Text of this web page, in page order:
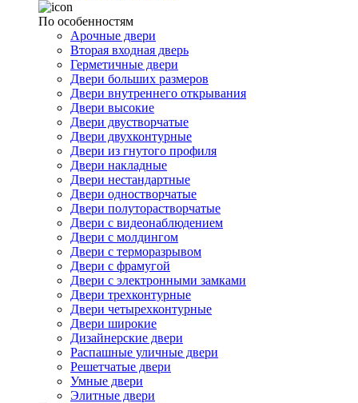
По особенностям
Арочные двери
Вторая входная дверь
Герметичные двери
Двери больших размеров
Двери внутреннего открывания
Двери высокие
Двери двустворчатые
Двери двухконтурные
Двери из гнутого профиля
Двери накладные
Двери нестандартные
Двери одностворчатые
Двери полуторастворчатые
Двери с видеонаблюдением
Двери с молдингом
Двери с терморазрывом
Двери с фрамугой
Двери с электронными замками
Двери трехконтурные
Двери четырехконтурные
Двери широкие
Дизайнерские двери
Распашные уличные двери
Решетчатые двери
Умные двери
Элитные двери